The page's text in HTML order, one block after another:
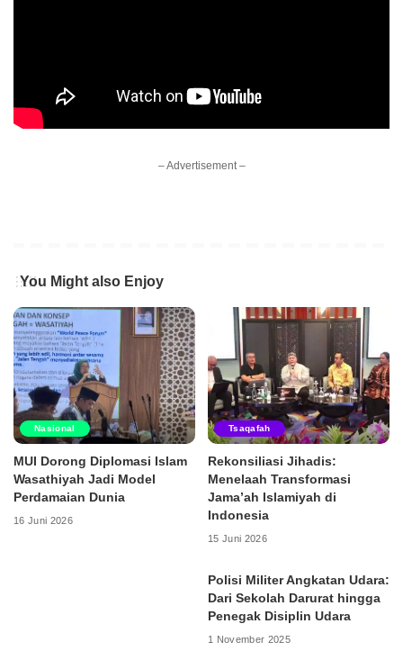
– Advertisement –
You Might also Enjoy
Nasional
MUI Dorong Diplomasi Islam
Wasathiyah Jadi Model
Perdamaian Dunia
16 Juni 2026
Tsaqafah
Rekonsiliasi Jihadis:
Menelaah Transformasi
Jama’ah Islamiyah di
Indonesia
15 Juni 2026
Polisi Militer Angkatan Udara:
Dari Sekolah Darurat hingga
Penegak Disiplin Udara
1 November 2025